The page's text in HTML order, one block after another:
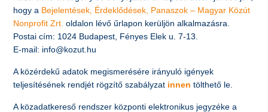
hogy a Bejelentések, Érdeklődések, Panaszok – Magyar Közút
Nonprofit Zrt. oldalon lévő űrlapon kerüljön alkalmazásra.
Postai cím: 1024 Budapest, Fényes Elek u. 7-13.
E-mail: info@kozut.hu
A közérdekű adatok megismerésére irányuló igények
teljesítésének rendjét rögzítő szabályzat innen tölthető le.
A közadatkereső rendszer központi elektronikus jegyzéke a